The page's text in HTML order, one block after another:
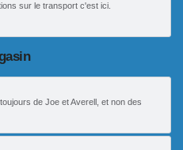
sur le transport c'est ici.
de Joe et Averell, et non des